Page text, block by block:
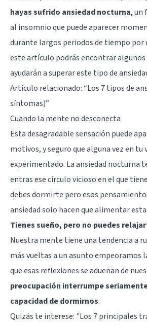
hayas sufrido ansiedad nocturna, un
al insomnio que puede aparecer
durante largos periodos de tiempo por
este artículo podrás encontrar algunos
ayudarán a superar este tipo de
Artículo relacionado: “Los 7 tipos de
síntomas)”
Cuando la mente no desconecta
Esta desagradable sensación puede
motivos, y seguro que alguna vez en tu
experimentado. La ansiedad nocturna
entras ese círculo vicioso en el que
debes dormirte pero esos
ansiedad solo hacen que alimentar
Tienes sueño, pero no puedes
Nuestra mente tiene una tendencia a
más vueltas a un asunto empeoramos
que esas reflexiones se adueñan de
preocupación interrumpe
capacidad de dormirnos.
Quizás te interese: "Los 7 principales